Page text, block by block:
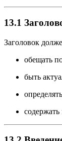
13.1
Заголовок
обещать
быть